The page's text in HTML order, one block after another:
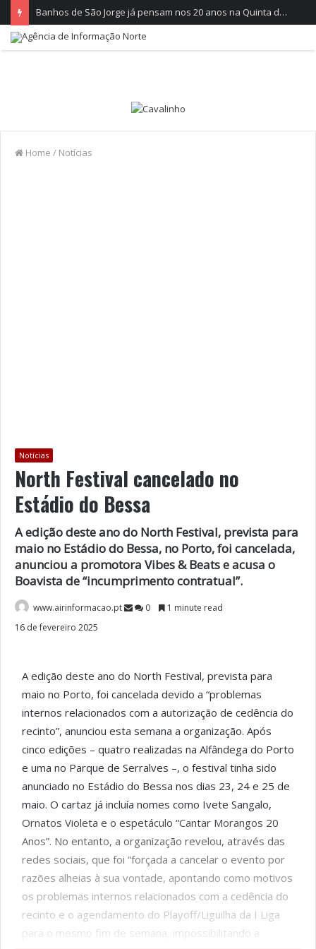
Banhos de São Jorge já pensam nos 20 anos na Quinta do Castelo
Home / Notícias
Notícias
North Festival cancelado no
Estádio do Bessa
A edição deste ano do North Festival, prevista para
maio no Estádio do Bessa, no Porto, foi cancelada,
anunciou a promotora Vibes & Beats e acusa o
Boavista de “incumprimento contratual”.
www.airinformacao.pt 0
1 minute read
16 de fevereiro 2025
A edição deste ano do North Festival, prevista para
maio no Porto, foi cancelada devido a “problemas
internos relacionados com a autorização de cedência do
recinto”, anunciou esta semana a organização. Após
cinco edições – quatro realizadas na Alfândega do Porto
e uma no Parque de Serralves –, o festival tinha sido
anunciado no Estádio do Bessa nos dias 23, 24 e 25 de
maio. O cartaz já incluía nomes como Ivete Sangalo,
Ornatos Violeta e o espetáculo “Cantar Morangos 20
Anos”. No entanto, a organização revelou, através das
redes sociais, que foi “forçada a cancelar o evento por
razões alheias à sua vontade, apontando como motivos
os problemas internos relacionados com a cedência do
recinto e o agendamento do Playoff/Liguilha da I Liga
para o mesmo fim de semana, impossibilitando a